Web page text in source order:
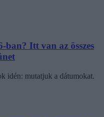
Itt van az összes
idén: mutatjuk a dátumokat.